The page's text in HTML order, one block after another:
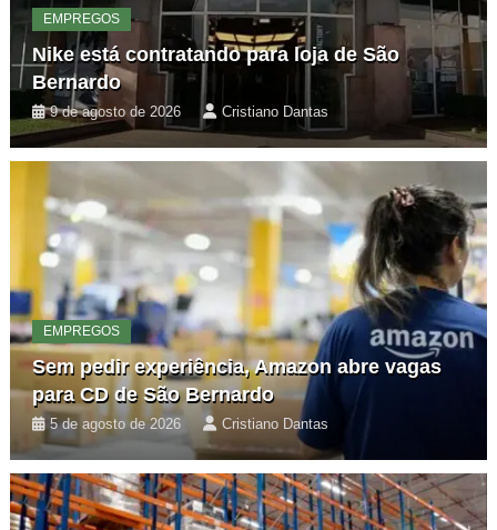
EMPREGOS
Nike está contratando para loja de São
Bernardo
9 de agosto de 2026 Cristiano Dantas
EMPREGOS
Sem pedir experiência, Amazon abre vagas
para CD de São Bernardo
5 de agosto de 2026 Cristiano Dantas